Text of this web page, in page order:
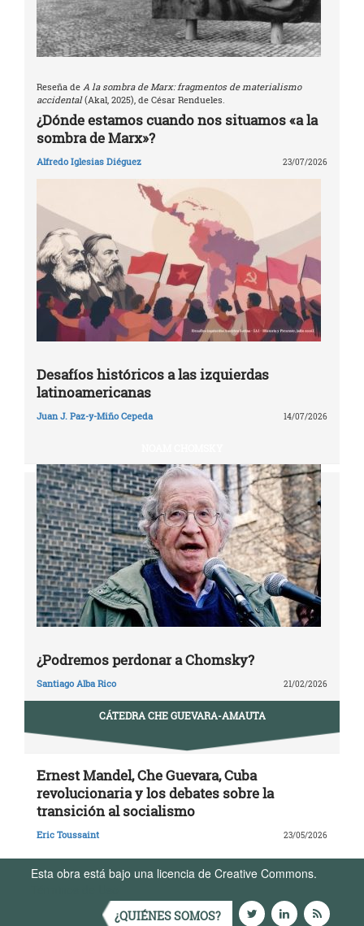
Reseña de A la sombra de Marx: fragmentos de materialismo
accidental(Akal, 2025), de César Rendueles.
¿Dónde estamos cuando nos situamos «a la
sombra de Marx»?
Alfredo Iglesias Diéguez 23/07/2026
Desafíos históricos a las izquierdas
latinoamericanas
Juan J. Paz-y-Miño Cepeda 14/07/2026
¿Podremos perdonar a Chomsky?
Santiago Alba Rico 21/02/2026
CÁTEDRA CHE GUEVARA-AMAUTA
Ernest Mandel, Che Guevara, Cuba
revolucionaria y los debates sobre la
transición al socialismo
Eric Toussaint 23/05/2026
Esta obra está bajo una licencia de Creative Commons.
¿QUIÉNES SOMOS?